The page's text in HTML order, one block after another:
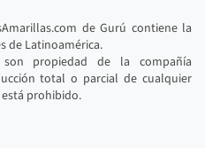
de Gurú contiene la
de Latinoamérica.
propiedad de la compañía
total o parcial de cualquier
prohibido.